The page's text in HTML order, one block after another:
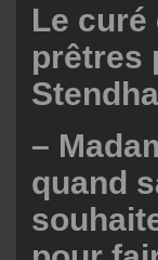
Le curé
prêtres
–
quand